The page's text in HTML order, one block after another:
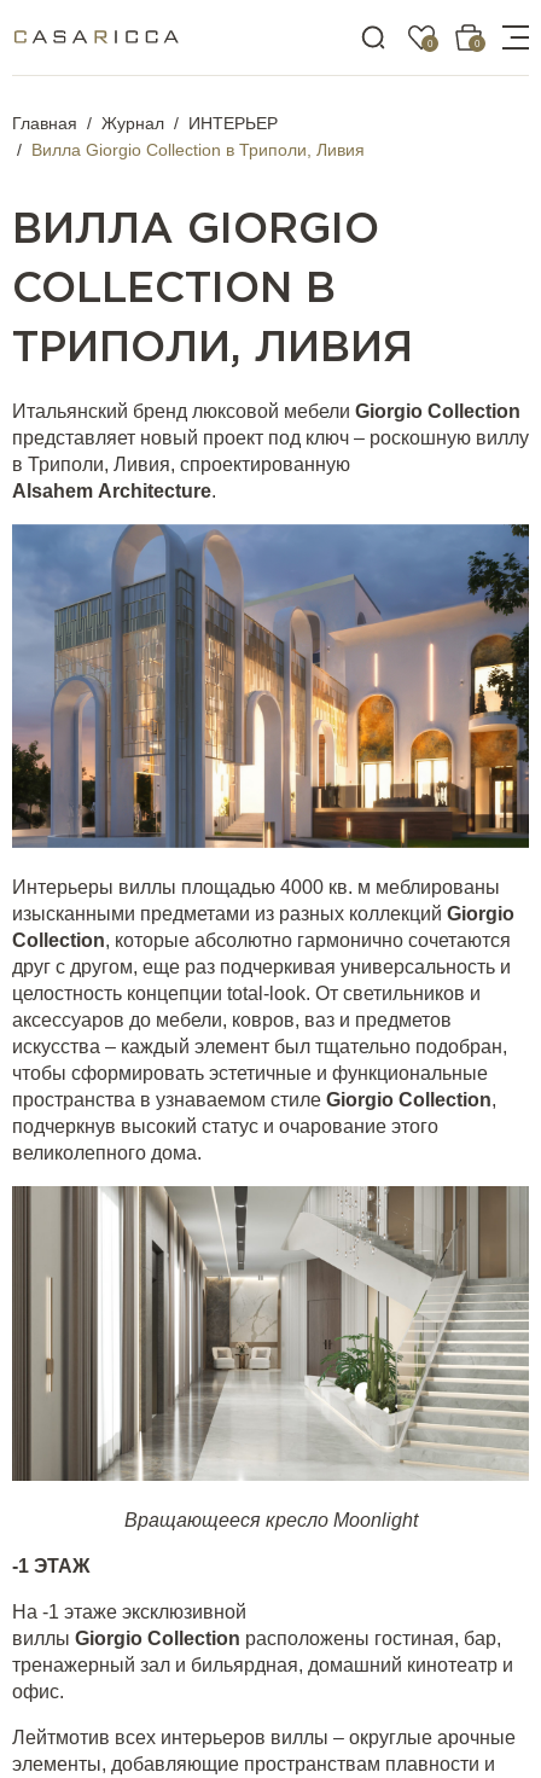
0 0
Главная Журнал
ИНТЕРЬЕР
Вилла Giorgio Collection в Триполи, Ливия
ВИЛЛА GIORGIO
COLLECTION В
ТРИПОЛИ, ЛИВИЯ
Итальянский бренд люксовой мебели Giorgio Collection
представляет новый проект под ключ – роскошную виллу
в Триполи, Ливия, спроектированную
Alsahem Architecture.
Интерьеры виллы площадью 4000 кв. м меблированы
изысканными предметами из разных коллекций Giorgio
Collection, которые абсолютно гармонично сочетаются
друг с другом, еще раз подчеркивая универсальность и
целостность концепции total-look. От светильников и
аксессуаров до мебели, ковров, ваз и предметов
искусства – каждый элемент был тщательно подобран,
чтобы сформировать эстетичные и функциональные
пространства в узнаваемом стиле Giorgio Collection,
подчеркнув высокий статус и очарование этого
великолепного дома.
Вращающееся кресло Moonlight
-1 ЭТАЖ
На -1 этаже эксклюзивной
виллы Giorgio Collection расположены гостиная, бар,
тренажерный зал и бильярдная, домашний кинотеатр и
офис.
Лейтмотив всех интерьеров виллы – округлые арочные
элементы, добавляющие пространствам плавности и